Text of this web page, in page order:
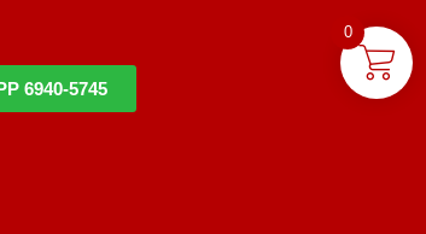
6940-5745
0